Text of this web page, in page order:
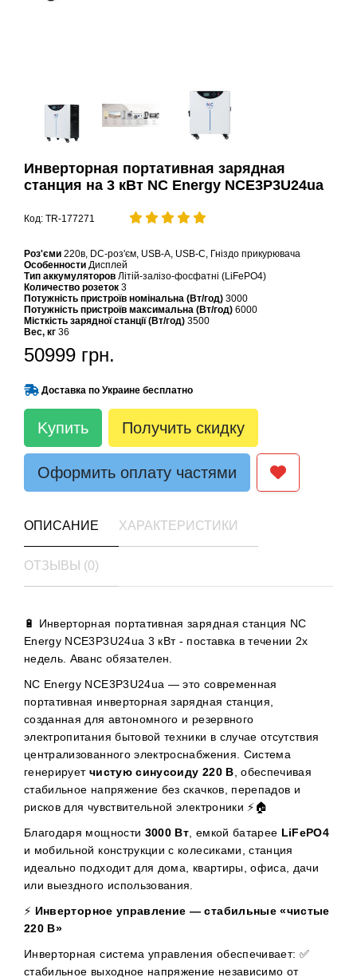
Инверторная портативная зарядная
станция на 3 кВт NC Energy NCE3P3U24ua
Код: TR-177271
Роз'єми 220в, DC-роз'єм, USB-A, USB-C, Гніздо прикурювача
Особенности Дисплей
Тип аккумуляторов Літій-залізо-фосфатні (LiFePO4)
Количество розеток 3
Потужність пристроїв номінальна (Вт/год) 3000
Потужність пристроїв максимальна (Вт/год) 6000
Місткість зарядної станції (Вт/год) 3500
Вес, кг 36
50999 грн.
Доставка по Украине бесплатно
Kупить Получить скидку
Оформить оплату частями
ОПИСАНИЕ ХАРАКТЕРИСТИКИ
ОТЗЫВЫ (0)
🔋 Инверторная портативная зарядная станция NC
Energy NCE3P3U24ua 3 кВт - поставка в течении 2х
недель. Аванс обязателен.
NC Energy NCE3P3U24ua — это современная
портативная инверторная зарядная станция,
созданная для автономного и резервного
электропитания бытовой техники в случае отсутствия
централизованного электроснабжения. Система
генерирует чистую синусоиду 220 В, обеспечивая
стабильное напряжение без скачков, перепадов и
рисков для чувствительной электроники ⚡🏠
Благодаря мощности 3000 Вт, емкой батарее LiFePO4
и мобильной конструкции с колесиками, станция
идеально подходит для дома, квартиры, офиса, дачи
или выездного использования.
⚡ Инверторное управление — стабильные «чистые
220 В»
Инверторная система управления обеспечивает: ✅
стабильное выходное напряжение независимо от